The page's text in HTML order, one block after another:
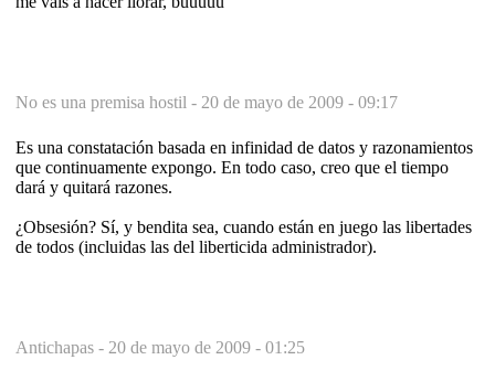
No es una premisa hostil - 20 de mayo de 2009 - 09:17
Es una constatación basada en infinidad de datos y razonamientos
que continuamente expongo. En todo caso, creo que el tiempo
dará y quitará razones.
¿Obsesión? Sí, y bendita sea, cuando están en juego las libertades
de todos (incluidas las del liberticida administrador).
Antichapas - 20 de mayo de 2009 - 01:25